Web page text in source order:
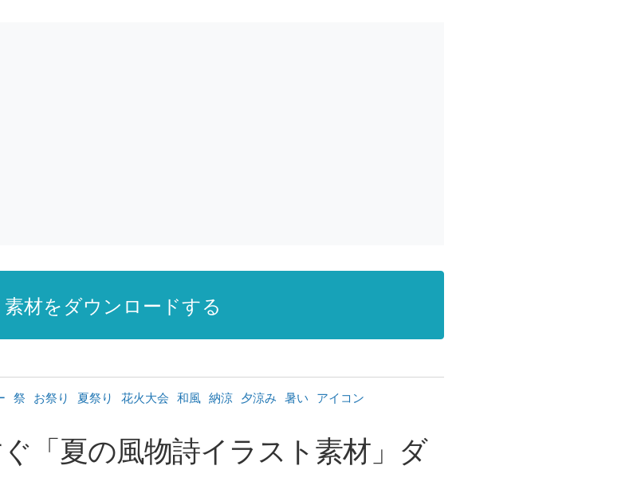
素材をダウンロードする
祭 お祭り 夏祭り 花火大会 和風 納涼 夕涼み 暑い アイコン
「夏の風物詩イラスト素材」ダ